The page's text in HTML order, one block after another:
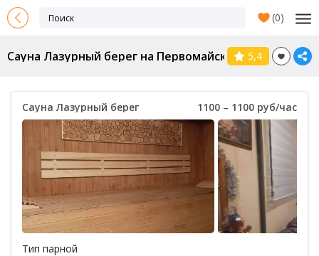
(0)
Сауна Лазурный берег на Первомайской 5,4
Сауна Лазурный берег 1100 – 1100 руб/час
Тип парной